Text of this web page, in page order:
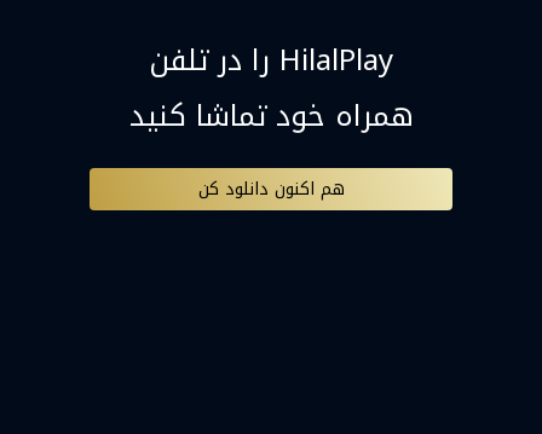
HilalPlay را در تلفن
همراه خود تماشا کنید
هم اکنون دانلود کن